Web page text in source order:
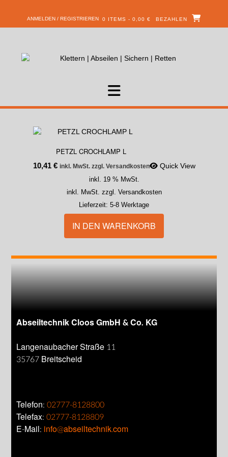
ANMELDEN / REGISTRIEREN 0 ITEMS - 0,00 € BEZAHLEN
PETZL CROCHLAMP L
10,41 € inkl. MwSt. zzgl. Versandkosten Quick View
inkl. 19 % MwSt.
inkl. MwSt. zzgl. Versandkosten
Lieferzeit: 5-8 Werktage
IN DEN WARENKORB
Abseiltechnik Cloos GmbH & Co. KG
Langenaubacher Straße 11
35767 Breitscheid
Telefon:02777-8128800
Telefax:02777-8128809
E-Mail: info@abseiltechnik.com